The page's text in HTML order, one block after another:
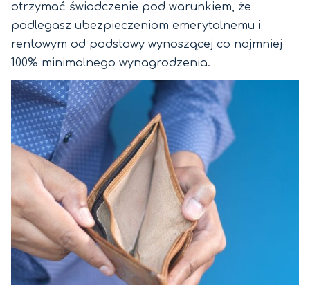
otrzymać świadczenie pod warunkiem, że
podlegasz ubezpieczeniom emerytalnemu i
rentowym od podstawy wynoszącej co najmniej
100% minimalnego wynagrodzenia.